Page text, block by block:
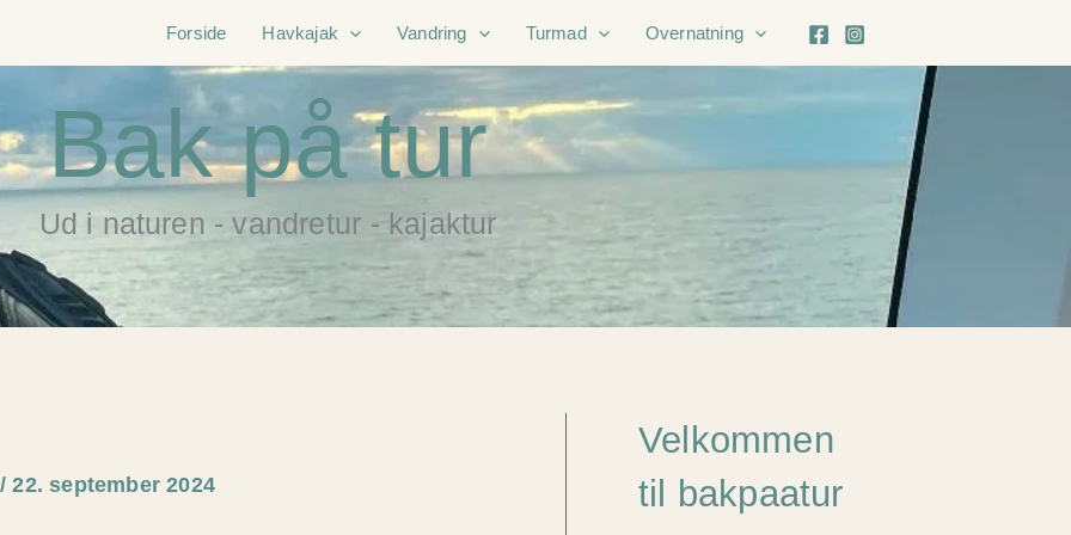
Forside Havkajak Vandring Turmad Overnatning
Bak på tur
Ud i naturen - vandretur - kajaktur
/22. september 2024
Velkommen
til bakpaatur